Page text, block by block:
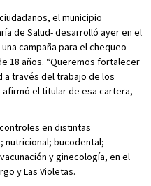
el municipio
de Salud- desarrolló ayer en el
campaña para el chequeo
18 años. “Queremos fortalecer
a través del trabajo de los
el titular de esa cartera,
en distintas
nutricional; bucodental;
y ginecología, en el
y Las Violetas.